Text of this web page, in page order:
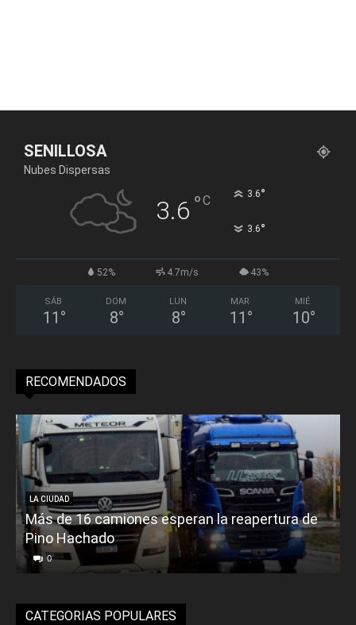
SENILLOSA
Nubes Dispersas
3.6 °C 3.6°
3.6°
52% 4.7m/s 43%
SÁB
11 °
DOM
8°
LUN
8°
MAR
11 °
MIÉ
10°
RECOMENDADOS
LA CIUDAD
Más de 16 camiones esperan la reapertura de
Pino Hachado
0
CATEGORIAS POPULARES